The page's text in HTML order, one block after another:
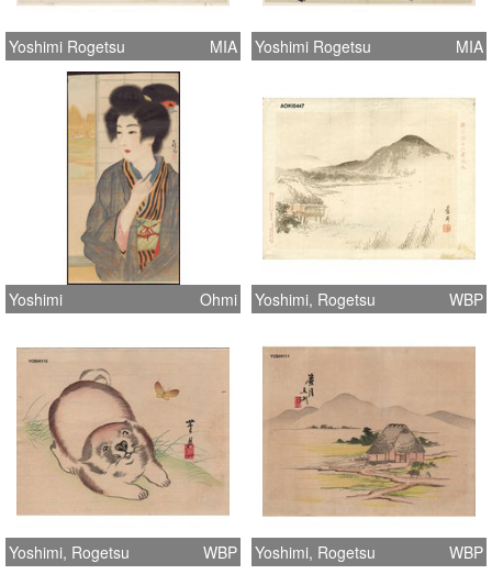
Yoshimi Rogetsu MIA Yoshimi Rogetsu MIA
Yoshimi Ohmi Yoshimi, Rogetsu WBP
Yoshimi, Rogetsu WBP Yoshimi, Rogetsu WBP